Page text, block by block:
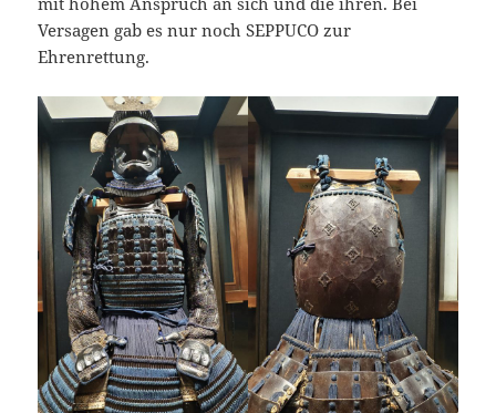
Versagen gab es nur noch SEPPUCO zur
Ehrenrettung.